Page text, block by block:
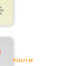
POLITIK